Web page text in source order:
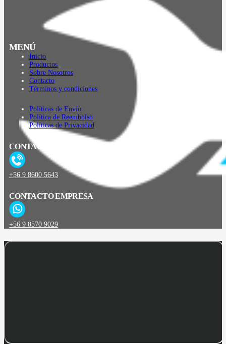
MENÚ
Inicio
Productos
Sobre Nosotros
Contacto
Términos y condiciones
Políticas de Envío
Política de Reembolso
Políticas de Privacidad
CONTACTO
+56 9 8600 5643
CONTACTO EMPRESA
+56 9 8570 9029